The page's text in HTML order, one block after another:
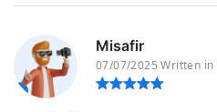
Misafir
07/07/2025 Written in